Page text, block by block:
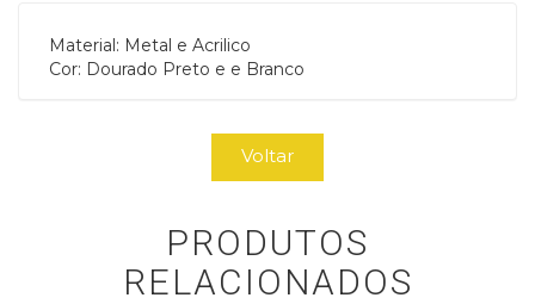
Material: Metal e Acrilico
Cor: Dourado Preto e e Branco
Voltar
PRODUTOS
RELACIONADOS